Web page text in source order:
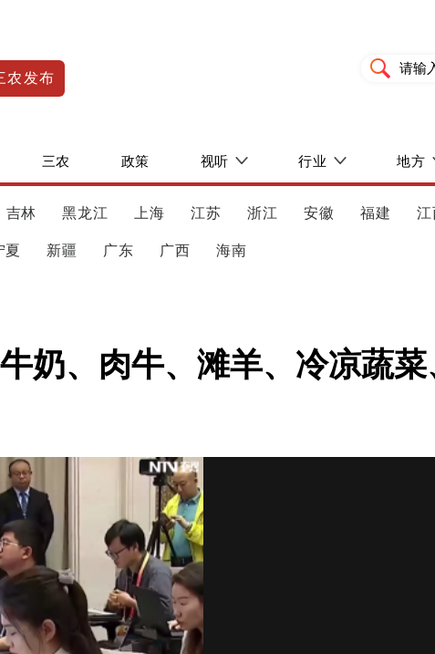
农发布
三农 政策 视听 行业 地方
吉林 黑龙江 上海 江苏 浙江 安徽 福建 江
夏 新疆 广东 广西 海南
奶、肉牛、滩羊、冷凉蔬